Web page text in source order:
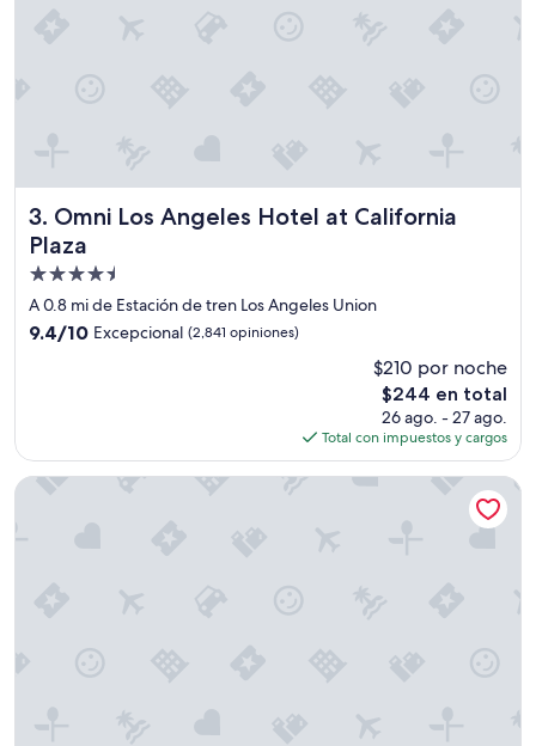
3. Omni Los Angeles Hotel at California
Plaza
Omni Los Angeles Hotel at California Plaza
Propiedad
de
4.5
estrellas
A 0.8 mi de Estación de tren Los Angeles Union
9.4
9.4/10 Excepcional (2,841 opiniones)
$210 por noche
El
precio
actual
es
de
$244 en total
26 ago. - 27 ago.
Total con impuestos y cargos
Miyako Hotel Los Angeles